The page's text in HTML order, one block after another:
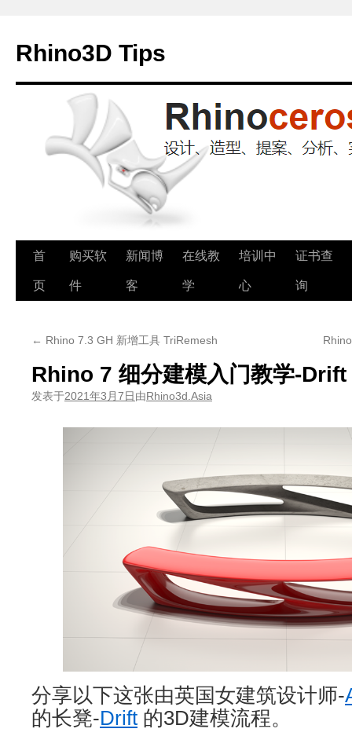
Rhino3D Tips
跳
至
首
页
购买软
件
新闻博
客
在线教
学
培训中
心
证书查
询
← Rhino 7.3 GH 新增工具 TriRemesh
Rhino 7 细分建模入门教学-Drift
发表于2021年3月7日由Rhino3d.Asia
分享以下这张由英国女建筑设计师-
的长凳-Drift 的3D建模流程。